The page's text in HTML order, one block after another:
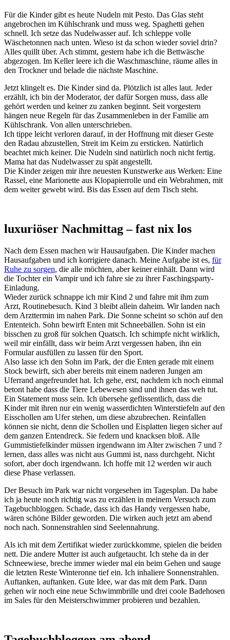
Für die Kinder gibt es heute Nudeln mit Pesto. Das Glas steht
angebrochen im Kühlschrank und muss weg. Spaghetti gehen
schnell. Ich setze das Nudelwasser auf. Ich schleppe volle
Wäschetonnen nach unten. Wieso ist da schon wieder soviel drin?
Alles quillt über. Ach stimmt, gestern habe ich die Bettwäsche
abgezogen. Im Keller leere ich die Waschmaschine, räume alles in
den Trockner und belade die nächste Maschine.
Jetzt klingelt es. Die Kinder sind da. Plötzlich ist alles laut. Jeder
erzählt, ich bin der Moderator, der dafür Sorgen muss, dass alle
gehört werden und keiner zu zanken beginnt. Seit vorgestern
hängen neue Regeln für das Zusammenleben in der Familie am
Kühlschrank. Von allen unterschrieben.
Ich tippe leicht verloren darauf, in der Hoffnung mit dieser Geste
den Radau abzustellen, Streit im Keim zu ersticken. Natürlich
beachtet mich keiner. Die Nudeln sind natürlich noch nicht fertig.
Mama hat das Nudelwasser zu spät angestellt.
Die Kinder zeigen mir ihre neuesten Kunstwerke aus Werken: Eine
Rassel, eine Marionette aus Klopapierrolle und ein Webrahmen, mit
dem weiter gewebt wird. Bis das Essen auf dem Tisch steht.
luxuriöser Nachmittag – fast nix los
Nach dem Essen machen wir Hausaufgaben. Die Kinder machen
Hausaufgaben und ich korrigiere danach. Meine Aufgabe ist es, für
Ruhe zu sorgen, die alle möchten, aber keiner einhält. Dann wird
die Tochter ein Vampir und ich fahre sie zu ihrer Faschingsparty-
Einladung.
Wieder zurück schnappe ich mir Kind 2 und fahre mit ihm zum
Arzt, Routinebesuch. Kind 3 bleibt allein daheim. Wir landen nach
dem Arzttermin im nahen Park. Die Sonne scheint so schön auf den
Ententeich. Sohn bewirft Enten mit Schneebällen. Sohn ist ein
bisschen zu groß für solchen Quatsch. Ich schimpfe nicht wirklich,
weil mir einfällt, dass wir beim Arzt vergessen haben, ihn ein
Formular ausfüllen zu lassen für den Sport.
Also lasse ich den Sohn im Park, der die Enten gerade mit einem
Stock bewirft, sich aber bereits mit einem naderen Jungen am
Uferrand angefreundet hat. Ich gehe, erst, nachdem ich noch einmal
betont habe dass die Tiere Lebewesen sind und ihnen das weh tut.
Ein Statement muss sein. Ich übersehe geflissentlich, dass die
Kinder mit ihren nur ein wenig wasserdichten Winterstiefeln auf den
Eisschollen am Ufer stehen, um diese abzubrechen. Reinfallen
können sie nicht, denn die Schollen und Eisplatten liegen sicher auf
dem ganzen Entendreck. Sie federn und knacksen bloß. Alle
Gummistiefelkinder müssen irgendwann im Alter zwischen 7 und ?
lernen, dass alles was nicht aus Gummi ist, nass durchgeht. Nicht
sofort, aber doch irgendwann. Ich hoffe mit 12 werden wir auch
diese Phase verlassen.
Der Besuch im Park war nicht vorgesehen im Tagesplan. Da habe
ich ja heute noch richtig was zu erzählen in meinem Versuch zum
Tagebuchbloggen. Schade, dass ich das Handy vergessen habe,
wären schöne Bilder geworden. Die wirken auch jetzt am abend
noch nach. Sonnenstrahlen sind Seelennahrung.
Als ich mit dem Zertifikat wieder zurückkomme, spielen die beiden
nett. Die andere Mutter ist auch aufgetaucht. Ich stehe da in der
Schneewiese, breche immer wieder mal ein beim Gehen und sauge
die letzten Reste Winteronne tief ein. Ich inhaliere Sonnenstrahlen.
Auftanken, auftanken. Gute Idee, war das mit dem Park. Dann
gehen wir noch eine neue Schwimmbrille und drei coole Badehosen
im Sales für den Meisterschwimmer probieren und bezahlen.